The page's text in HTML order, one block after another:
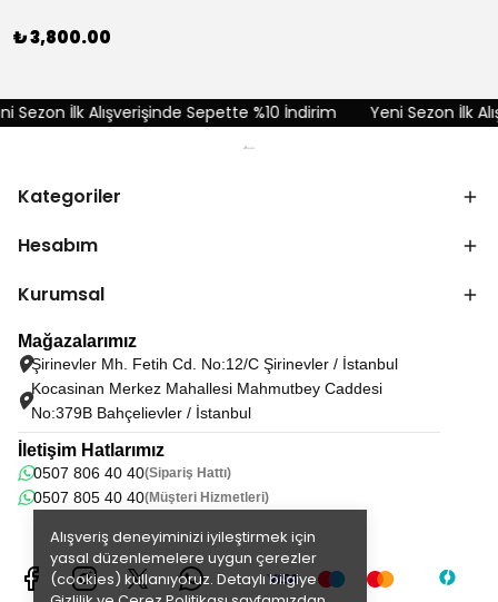
Alışveriş deneyiminizi iyileştirmek için
yasal düzenlemelere uygun çerezler
(cookies) kullanıyoruz. Detaylı bilgiye
₺ 3,800.00
Sezon İlk Alışverişinde Sepette %10 İndirim Yeni Sezon İlk
Kategoriler
Hesabım
Kurumsal
Mağazalarımız
Şirinevler Mh. Fetih Cd. No:12/C Şirinevler / İstanbul
Kocasinan Merkez Mahallesi Mahmutbey Caddesi
No:379B Bahçelievler / İstanbul
İletişim Hatlarımız
0507 806 40 40(Sipariş Hattı)
0507 805 40 40(Müşteri Hizmetleri)